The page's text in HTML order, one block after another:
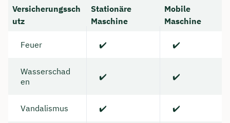
Versicherungssch
utz
Stationäre
Maschine
Mobile
Maschine
Feuer ✔️ ✔️
Wasserschad
en
✔️ ✔️
Vandalismus ✔️ ✔️